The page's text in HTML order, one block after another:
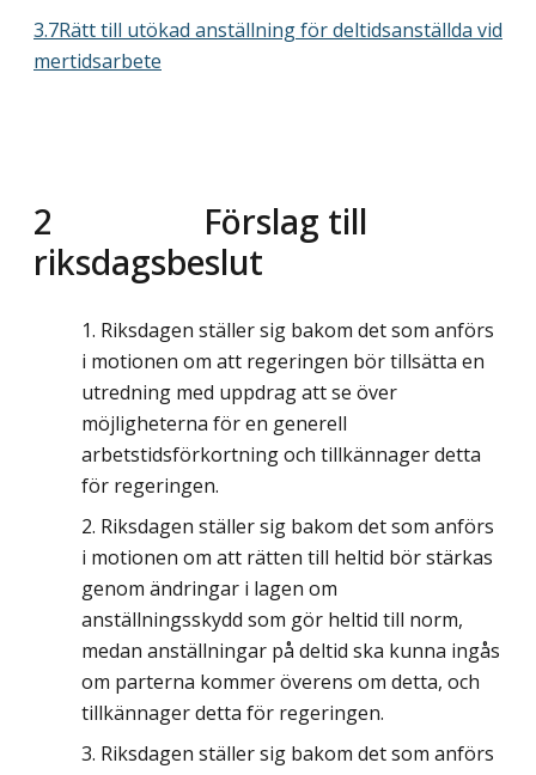
3.7Rätt till utökad anställning för deltidsanställda vid
mertidsarbete
2 Förslag till
riksdagsbeslut
Riksdagen ställer sig bakom det som anförs
i motionen om att regeringen bör tillsätta en
utredning med uppdrag att se över
möjligheterna för en generell
arbetstidsförkortning och tillkännager detta
för regeringen.
Riksdagen ställer sig bakom det som anförs
i motionen om att rätten till heltid bör stärkas
genom ändringar i lagen om
anställningsskydd som gör heltid till norm,
medan anställningar på deltid ska kunna ingås
om parterna kommer överens om detta, och
tillkännager detta för regeringen.
Riksdagen ställer sig bakom det som anförs